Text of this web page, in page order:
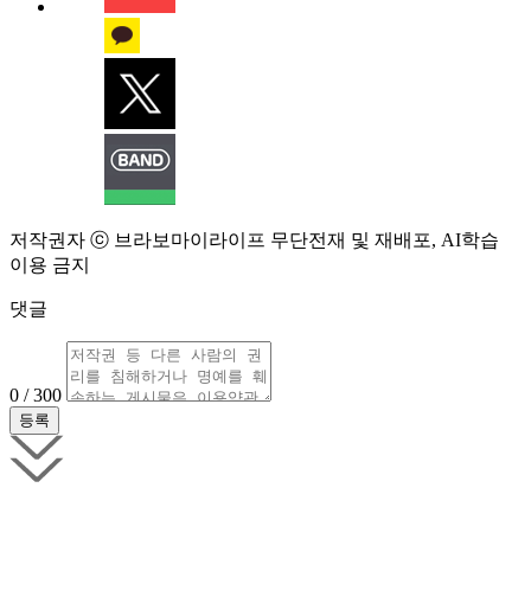
저작권자 ⓒ 브라보마이라이프 무단전재 및 재배포, AI학습
이용 금지
댓글
0 / 300